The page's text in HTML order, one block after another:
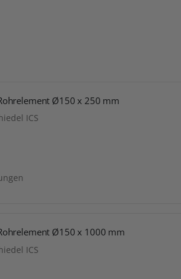
Ø150 x 250 mm
ICS
Ø150 x 1000 mm
ICS